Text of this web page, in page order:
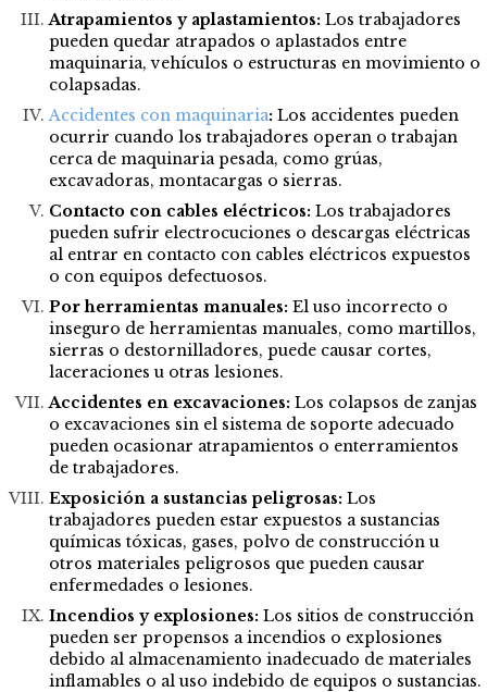
Atrapamientos y aplastamientos: Los trabajadores
pueden quedar atrapados o aplastados entre
maquinaria, vehículos o estructuras en movimiento o
colapsadas.
Accidentes con maquinaria: Los accidentes pueden
ocurrir cuando los trabajadores operan o trabajan
cerca de maquinaria pesada, como grúas,
excavadoras, montacargas o sierras.
Contacto con cables eléctricos: Los trabajadores
pueden sufrir electrocuciones o descargas eléctricas
al entrar en contacto con cables eléctricos expuestos
o con equipos defectuosos.
Por herramientas manuales: El uso incorrecto o
inseguro de herramientas manuales, como martillos,
sierras o destornilladores, puede causar cortes,
laceraciones u otras lesiones.
Accidentes en excavaciones: Los colapsos de zanjas
o excavaciones sin el sistema de soporte adecuado
pueden ocasionar atrapamientos o enterramientos
de trabajadores.
Exposición a sustancias peligrosas: Los
trabajadores pueden estar expuestos a sustancias
químicas tóxicas, gases, polvo de construcción u
otros materiales peligrosos que pueden causar
enfermedades o lesiones.
Incendios y explosiones: Los sitios de construcción
pueden ser propensos a incendios o explosiones
debido al almacenamiento inadecuado de materiales
inflamables o al uso indebido de equipos o sustancias.